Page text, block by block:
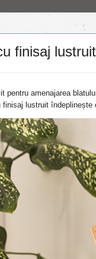
finisaj
pentru amenajarea
lustruit